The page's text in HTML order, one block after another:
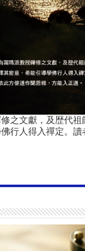
之文獻，及歴代
行人得入禪定。